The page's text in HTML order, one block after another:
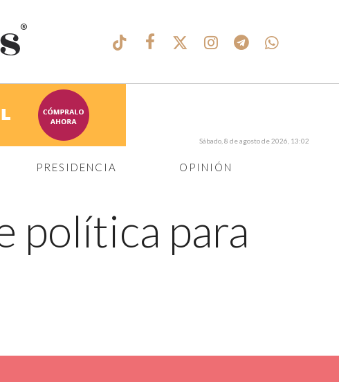
®
PRESIDENCIA OPINIÓN
Sábado, 8 de agosto de 2026, 13:02
política para